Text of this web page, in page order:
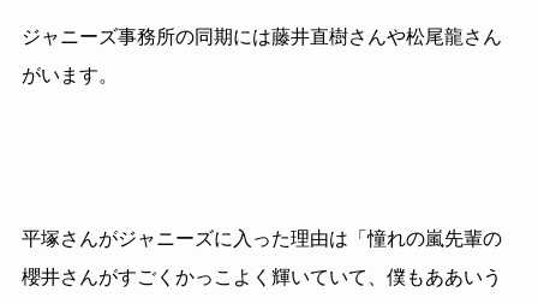
ジャニーズ事務所の同期には藤井直樹さんや松尾龍さん
がいます。
平塚さんがジャニーズに入った理由は「憧れの嵐先輩の
櫻井さんがすごくかっこよく輝いていて、僕もああいう